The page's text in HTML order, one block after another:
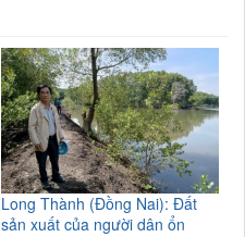
Long Thành (Đồng Nai): Đất
sản xuất của người dân ổn